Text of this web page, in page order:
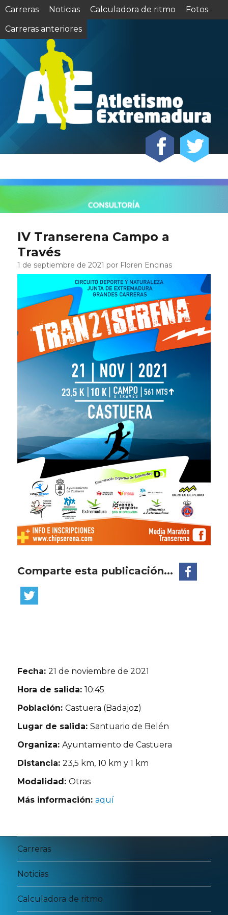
Carreras Noticias Calculadora de ritmo
Fotos
Carreras anteriores
IV Transerena Campo a
Través
1 de septiembre de 2021 por Floren Encinas
Comparte esta publicación...
Fecha:21 de noviembre de 2021
Hora de salida:10:45
Población:Castuera (Badajoz)
Lugar de salida:Santuario de Belén
Organiza:Ayuntamiento de Castuera
Distancia:23,5 km, 10 km y 1 km
Modalidad:Otras
Más información:aquí
Carreras
Noticias
Calculadora de ritmo